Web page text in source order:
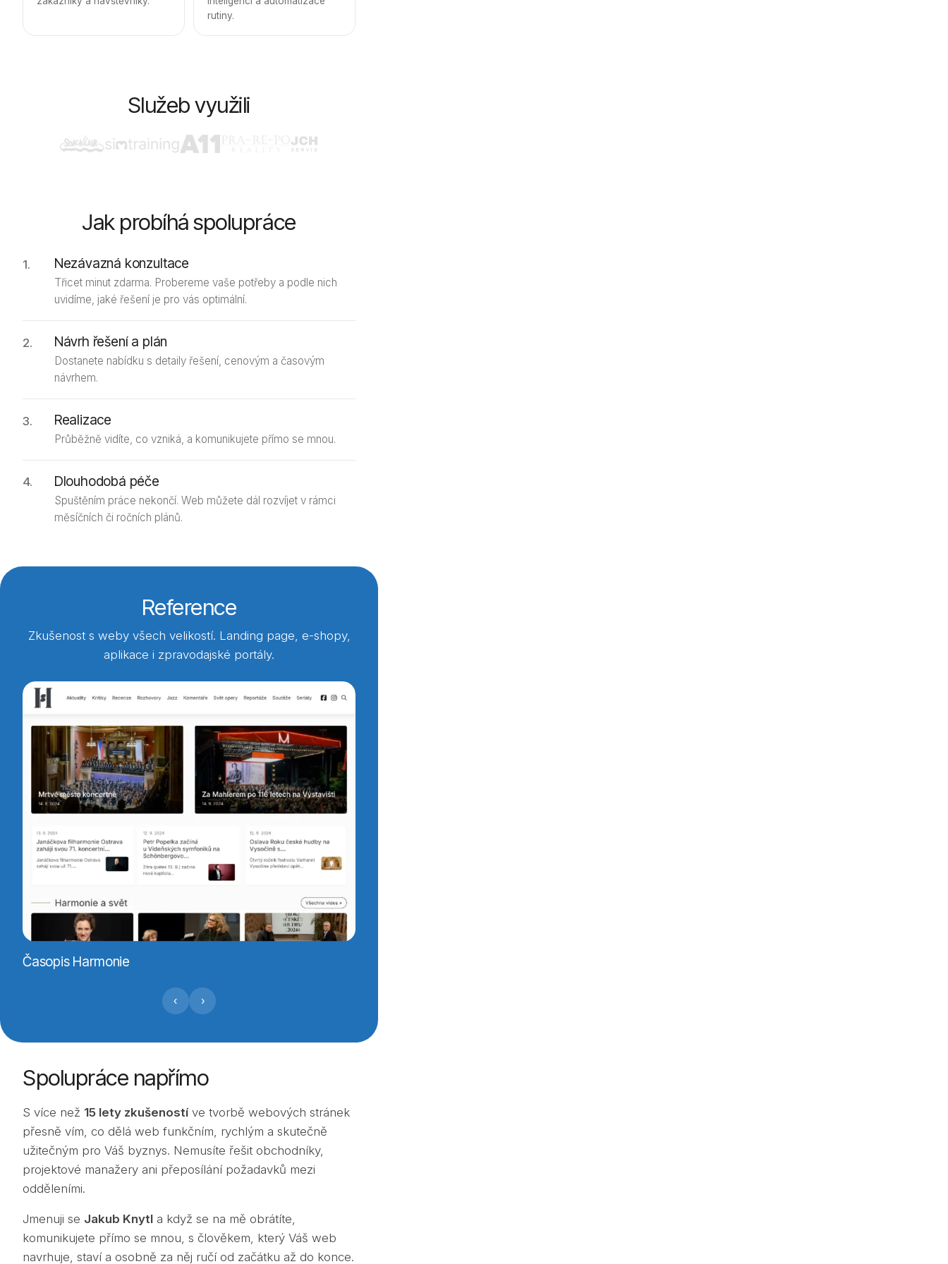
rutiny.
Služeb využili
Jak probíhá spolupráce
Nezávazná konzultace
Třicet minut zdarma. Probereme vaše potřeby a podle nich
uvidíme, jaké řešení je pro vás optimální.
Návrh řešení a plán
Dostanete nabídku s detaily řešení, cenovým a časovým
návrhem.
Realizace
Průběžně vidíte, co vzniká, a komunikujete přímo se mnou.
Dlouhodobá péče
Spuštěním práce nekončí. Web můžete dál rozvíjet v rámci
měsíčních či ročních plánů.
Reference
Zkušenost s weby všech velikostí. Landing page, e-shopy,
aplikace i zpravodajské portály.
Časopis Harmonie
‹ ›
Spolupráce napřímo
S více než 15 lety zkušenostíve tvorbě webových stránek
přesně vím, co dělá web funkčním, rychlým a skutečně
užitečným pro Váš byznys. Nemusíte řešit obchodníky,
projektové manažery ani přeposílání požadavků mezi
odděleními.
Jmenuji se Jakub Knytl a když se na mě obrátíte,
komunikujete přímo se mnou, s člověkem, který Váš web
navrhuje, staví a osobně za něj ručí od začátku až do konce.